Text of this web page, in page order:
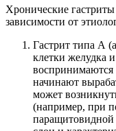
Хронические
зависимости от
Гастрит типа А
клетки желудка
начинают
может
(например, при
паращитовидной